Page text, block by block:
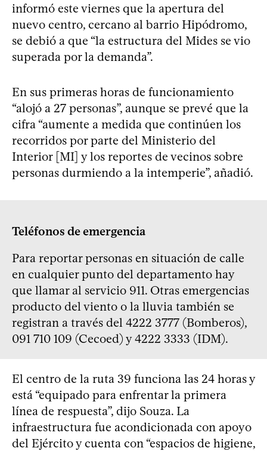
informó este viernes que la apertura del
nuevo centro, cercano al barrio Hipódromo,
se debió a que “la estructura del Mides se vio
superada por la demanda”.
En sus primeras horas de funcionamiento
“alojó a 27 personas”, aunque se prevé que la
cifra “aumente a medida que continúen los
recorridos por parte del Ministerio del
Interior [MI] y los reportes de vecinos sobre
personas durmiendo a la intemperie”, añadió.
Teléfonos de emergencia
Para reportar personas en situación de calle
en cualquier punto del departamento hay
que llamar al servicio 911. Otras emergencias
producto del viento o la lluvia también se
registran a través del 4222 3777 (Bomberos),
091 710 109 (Cecoed) y 4222 3333 (IDM).
El centro de la ruta 39 funciona las 24 horas y
está “equipado para enfrentar la primera
línea de respuesta”, dijo Souza. La
infraestructura fue acondicionada con apoyo
del Ejército y cuenta con “espacios de higiene,